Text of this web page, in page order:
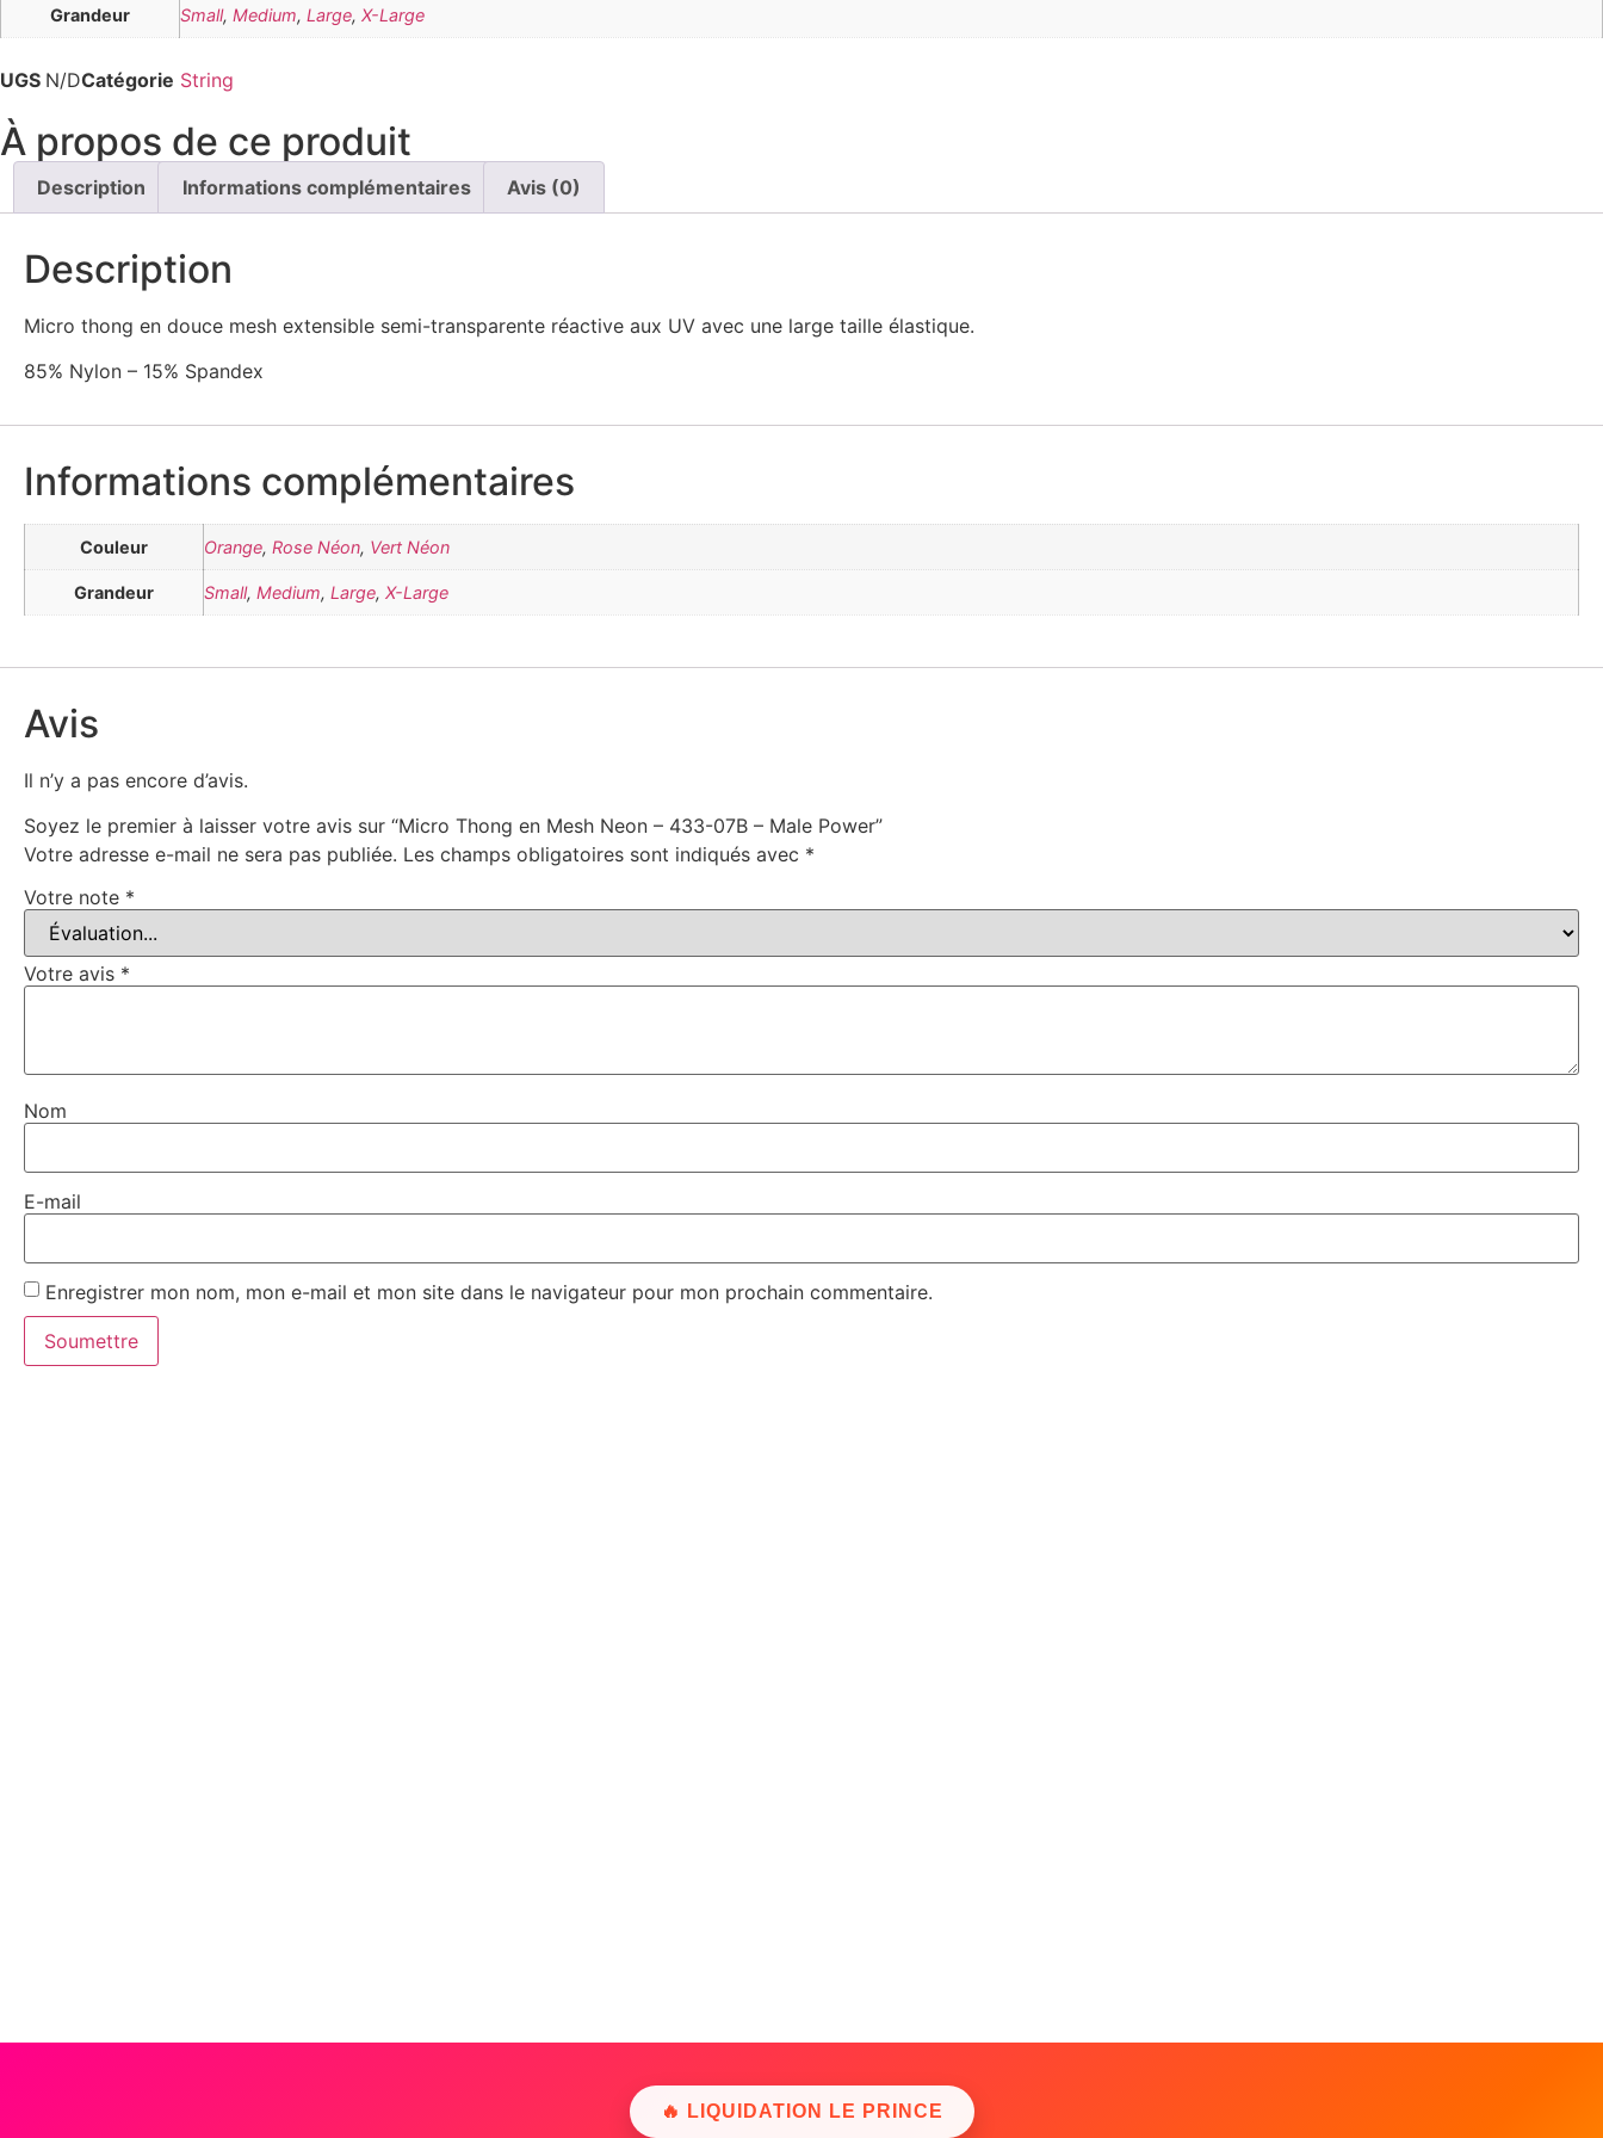
Grandeur Small, Medium, Large, X-Large
UGS N/DCatégorie String
À propos de ce produit
Description Informations complémentaires Avis (0)
Description
Micro thong en douce mesh extensible semi-transparente réactive aux UV avec une large taille élastique.
85% Nylon – 15% Spandex
Informations complémentaires
Couleur Orange, Rose Néon, Vert Néon
Grandeur Small, Medium, Large, X-Large
Avis
Il n’y a pas encore d’avis.
Soyez le premier à laisser votre avis sur “Micro Thong en Mesh Neon – 433-07B – Male Power”
Votre adresse e-mail ne sera pas publiée. Les champs obligatoires sont indiqués avec *
Votre note *
Votre avis *
Nom
E-mail
Enregistrer mon nom, mon e-mail et mon site dans le navigateur pour mon prochain commentaire.
🔥 LIQUIDATION LE PRINCE